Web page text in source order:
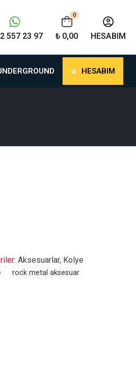
557 23 97
0
₺ 0,00 HESABIM
HESABIM
Aksesuarlar, Kolye
rock metal aksesuar